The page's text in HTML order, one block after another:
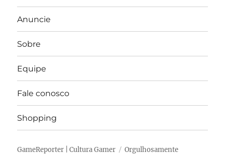
Anuncie
Sobre
Equipe
Fale conosco
Shopping
GameReporter | Cultura Gamer Orgulhosamente